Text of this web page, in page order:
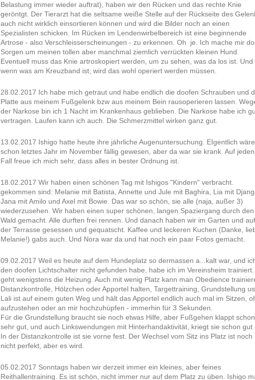
Belastung immer wieder auftrat), haben wir den Rücken und das rechte Knie
geröntgt. Der Tierarzt hat die seltsame weiße Stelle auf der Rückseite des
auch nicht wirklich einsortieren können und wird die Bilder noch an einen
Spezialisten schicken. Im Rücken im Lendenwirbelbereich ist eine beginnende
Artrose - also Verschleisserscheinungen - zu erkennen. Oh je. Ich mache mir
Sorgen um meinen tollen aber manchmal ziemlich verrückten kleinen Hund.
Eventuell muss das Knie artroskopiert werden, um zu sehen, was da los ist. Und
wenn was am Kreuzband ist, wird das wohl operiert werden müssen.
28.02.2017 Ich habe mich getraut und habe endlich die doofen Schrauben und
Platte aus meinem Fußgelenk bzw aus meinem Bein rausoperieren lassen.
der Narkose bin ich 1 Nacht im Krankenhaus geblieben. Die Narkose habe ich
vertragen. Laufen kann ich auch. Die Schmerzmittel wirken ganz gut.
13.02.2017 Ishigo hatte heute ihre jährliche Augenuntersuchung. EIgentlich
schon letztes Jahr im November fällig gewesen, aber da war sie krank. Auf jeden
Fall freue ich mich sehr, dass alles in bester Ordnung ist.
18.02.2017 Wir haben einen schönen Tag mit Ishigos "Kindern" verbracht.
gekommen sind: Melanie mit Batista, Annette und Jule mit Baghira, Lia mit
Jana mit Amilo und Axel mit Bowie. Das war so schön, sie alle (naja, außer 3)
wiederzusehen. Wir haben einen super schönen, langen Spaziergang durch den
Wald gemacht. Alle durften frei rennen. Und danach haben wir im Garten und auf
der Terrasse gesessen und gequatscht. Kaffee und leckeren Kuchen (Danke,
Melanie!) gabs auch. Und Nora war da und hat noch ein paar Fotos gemacht.
09.02.2017 Weil es heute auf dem Hundeplatz so dermassen a...kalt war, und
den doofen Lichtschalter nicht gefunden habe, habe ich im Vereinsheim trainiert.
geht wenigstens die Heizung. Auch mit wenig Platz kann man Obedience
Distanzkontrolle, Hölzchen oder Apportel halten, Targettraining, Grundstellung
Lali ist auf einem guten Weg und hält das Apportel endlich auch mal im Sitzen,
aufzustehen oder an mir hochzuhüpfen - immerhin für 3 Sekunden.
Für die Grundstellung braucht sie noch etwas Hilfe, aber Fußgehen klappt schon
sehr gut, und auch Linkswendungen mit Hinterhandaktivität, kriegt sie schon gut
In der Distanzkontrolle ist sie vorne fest. Der Wechsel vom Sitz ins Platz ist noch
nicht perfekt, aber es wird.
05.02.2017 Sonntags haben wir derzeit immer ein kleines, aber feines
Reithallentraining. Es ist schön, nicht immer nur auf dem Platz zu üben. Ishigo